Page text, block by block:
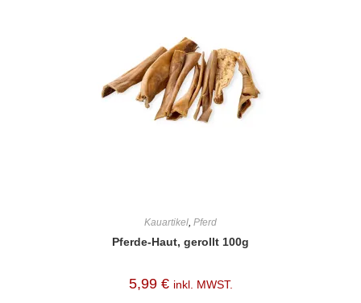
Kauartikel Pferd
Pferde-Haut, gerollt 100g
5,99 € inkl. MWST.